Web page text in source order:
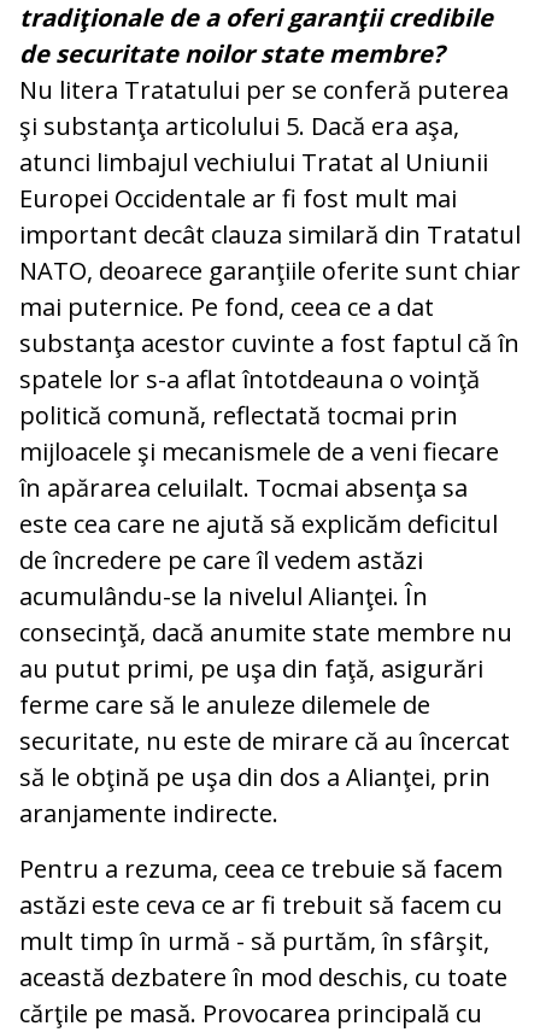
tradiţionale de a oferi garanţii credibile
de securitate noilor state membre?
Nu litera Tratatului per se conferă puterea
şi substanţa articolului 5. Dacă era aşa,
atunci limbajul vechiului Tratat al Uniunii
Europei Occidentale ar fi fost mult mai
important decât clauza similară din Tratatul
NATO, deoarece garanţiile oferite sunt chiar
mai puternice. Pe fond, ceea ce a dat
substanţa acestor cuvinte a fost faptul că în
spatele lor s-a aflat întotdeauna o voinţă
politică comună, reflectată tocmai prin
mijloacele şi mecanismele de a veni fiecare
în apărarea celuilalt. Tocmai absenţa sa
este cea care ne ajută să explicăm deficitul
de încredere pe care îl vedem astăzi
acumulându-se la nivelul Alianţei. În
consecinţă, dacă anumite state membre nu
au putut primi, pe uşa din faţă, asigurări
ferme care să le anuleze dilemele de
securitate, nu este de mirare că au încercat
să le obţină pe uşa din dos a Alianţei, prin
aranjamente indirecte.
Pentru a rezuma, ceea ce trebuie să facem
astăzi este ceva ce ar fi trebuit să facem cu
mult timp în urmă - să purtăm, în sfârşit,
această dezbatere în mod deschis, cu toate
cărţile pe masă. Provocarea principală cu